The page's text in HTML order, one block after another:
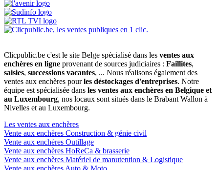
Clicpublic.be c'est le site Belge spécialisé dans les ventes aux
enchères en ligne provenant de sources judiciaires : Faillites,
saisies, successions vacantes, ... Nous réalisons également des
ventes aux enchères pourles déstockages d'entreprises. Notre
équipe est spécialisée dans les ventes aux enchères en Belgique et
au Luxembourg, nos locaux sont situés dans le Brabant Wallon à
Nivelles et au Luxembourg.
Les ventes aux enchères
Vente aux enchères Construction & génie civil
Vente aux enchères Outillage
Vente aux enchères HoReCa & brasserie
Vente aux enchères Matériel de manutention & Logistique
Vente aux enchères Auto & Moto